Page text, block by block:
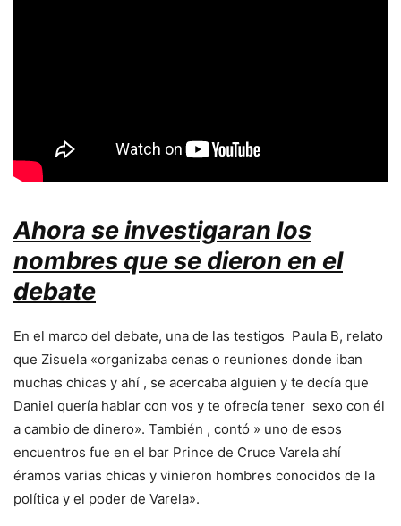
Ahora se investigaran los
nombres que se dieron en el
debate
En el marco del debate, una de las testigos Paula B, relato
que Zisuela «organizaba cenas o reuniones donde iban
muchas chicas y ahí , se acercaba alguien y te decía que
Daniel quería hablar con vos y te ofrecía tener sexo con él
a cambio de dinero». También , contó » uno de esos
encuentros fue en el bar Prince de Cruce Varela ahí
éramos varias chicas y vinieron hombres conocidos de la
política y el poder de Varela».